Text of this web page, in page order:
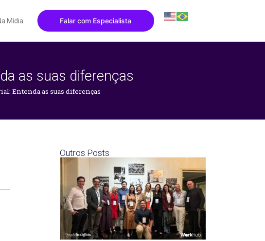
Mídia Falar com Especialista
as suas diferenças
Entenda as suas diferenças
Outros Posts